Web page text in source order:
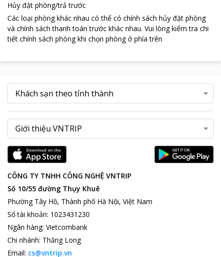
Hủy đặt phòng/trả trước
Các loại phòng khác nhau có thể có chính sách hủy đặt phòng
và chính sách thanh toán trước khác nhau. Vui lòng kiểm tra chi
tiết chính sách phòng khi chọn phòng ở phía trên
CÔNG TY TNHH CÔNG NGHỆ VNTRIP
Số 10/55 đường Thụy Khuê
Phường Tây Hồ, Thành phố Hà Nội, Việt Nam
Số tài khoản: 1023431230
Ngân hàng: Vietcombank
Chi nhánh: Thăng Long
Email: cs@vntrip.vn